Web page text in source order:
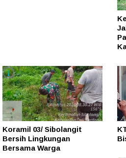
Koramil 03/ Sibolangit
Bersih Lingkungan
Bersama Warga